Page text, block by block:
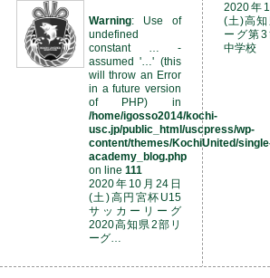
Warning: Use of
undefined
constant … -
assumed '…' (this
will throw an Error
in a future version
of PHP) in
/home/igosso2014/kochi-
usc.jp/public_html/uscpress/wp-
content/themes/KochiUnited/
academy_blog.php
on line 111
2020年10月24日
(土)高円宮杯U15
サッカーリーグ
2020高知県2部リ
ーグ…
2020年
(土)高知
ーグ第3
中学校